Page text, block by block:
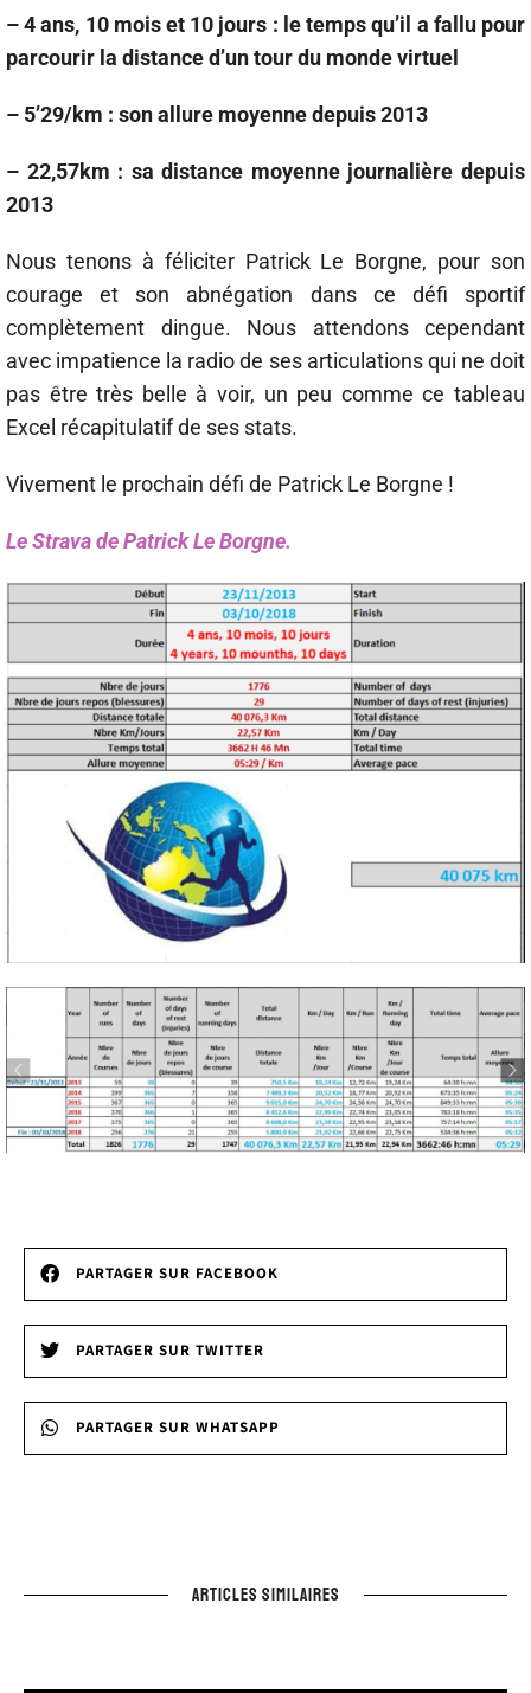
– 4 ans, 10 mois et 10 jours : le temps qu’il a fallu pour
parcourir la distance d’un tour du monde virtuel
– 5’29/km : son allure moyenne depuis 2013
– 22,57km : sa distance moyenne journalière depuis
2013
Nous tenons à féliciter Patrick Le Borgne, pour son
courage et son abnégation dans ce défi sportif
complètement dingue. Nous attendons cependant
avec impatience la radio de ses articulations qui ne doit
pas être très belle à voir, un peu comme ce tableau
Excel récapitulatif de ses stats.
Vivement le prochain défi de Patrick Le Borgne !
Le Strava de Patrick Le Borgne.
PARTAGER SUR FACEBOOK
PARTAGER SUR TWITTER
PARTAGER SUR WHATSAPP
ARTICLES SIMILAIRES